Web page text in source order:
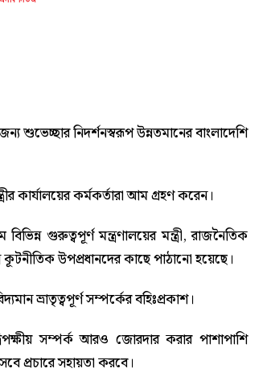
শুভেচ্ছার নিদর্শনস্বরূপ উন্নতমানের বাংলাদেশি
কার্যালয়ের কর্মকর্তারা আম গ্রহণ করেন।
গুরুত্বপূর্ণ মন্ত্রণালয়ের মন্ত্রী, রাজনৈতিক
কূটনীতিক উপপ্রধানদের কাছে পাঠানো হয়েছে।
ভ্রাতৃত্বপূর্ণ সম্পর্কের বহিঃপ্রকাশ।
সম্পর্ক আরও জোরদার করার পাশাপাশি
প্রচারে সহায়তা করবে।